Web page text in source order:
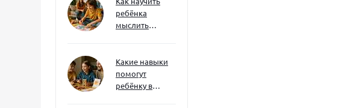
ребёнка
мыслить
сложностей
Какие навыки
помогут
ребёнку в